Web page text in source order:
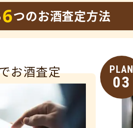
6つのお酒査定方法
お酒査定 PLAN
03